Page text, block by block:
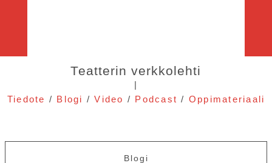
Teatterin verkkolehti
|
Tiedote / Blogi /Video / Podcast / Oppimateriaali
Blogi